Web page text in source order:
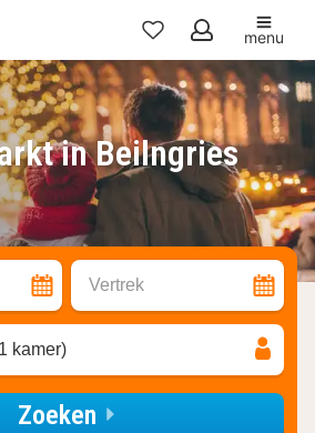
Mijn
favorieten
menu
in Beilngries
Vertrek
kamer)
Zoeken